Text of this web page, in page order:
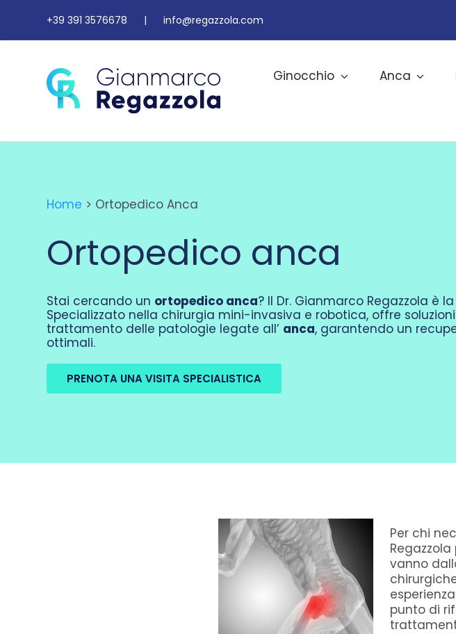
contenuto
+39 391 3576678 | info@regazzola.com
Ginocchio Anca
Home > Ortopedico Anca
Ortopedico anca
Stai cercando un ortopedico anca? Il Dr. Gianmarco Regazzola è
Specializzato nella chirurgia mini-invasiva e robotica, offre
trattamento delle patologie legate all’ anca, garantendo un
ottimali.
PRENOTA UNA VISITA SPECIALISTICA
Per chi
vanno
punto di